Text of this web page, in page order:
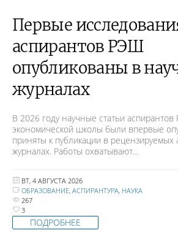
Первые
аспирантов РЭШ
опубликованы в
журналах
В 2026 году научные статьи аспирантов
экономической школы были впервые
приняты к публикации в рецензируемых
журналах. Работы охватывают…
ВТ, 4 АВГУСТА 2026
ОБРАЗОВАНИЕ АСПИРАНТУРА НАУКА
267
3
ПОДРОБНЕЕ